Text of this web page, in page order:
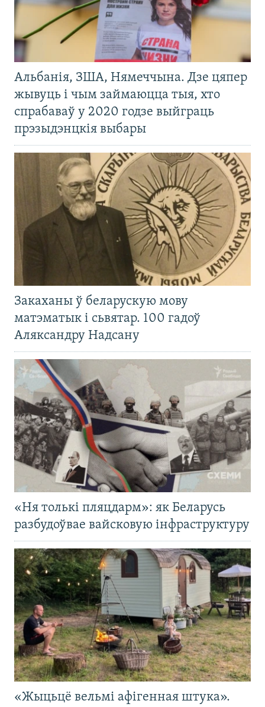
Альбанія, ЗША, Нямеччына. Дзе цяпер
жывуць і чым займаюцца тыя, хто
спрабаваў у 2020 годзе выйграць
прэзыдэнцкія выбары
Закаханы ў беларускую мову
матэматык і сьвятар. 100 гадоў
Аляксандру Надсану
«Ня толькі пляцдарм»: як Беларусь
разбудоўвае вайсковую інфраструктуру
«Жыцьцё вельмі афігенная штука».